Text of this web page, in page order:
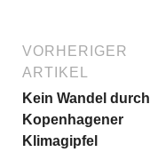
VORHERIGER
ARTIKEL
Kein Wandel durch
Kopenhagener
Klimagipfel